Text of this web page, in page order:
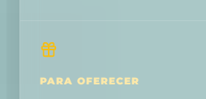
PARA OFERECER